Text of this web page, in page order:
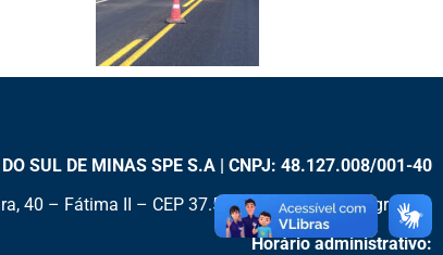
DO SUL DE MINAS SPE S.A | CNPJ: 48.127.008/001-40
40 – Fátima II – CEP 37.553-575 – Pouso Alegre/MG
Horário administrativo: